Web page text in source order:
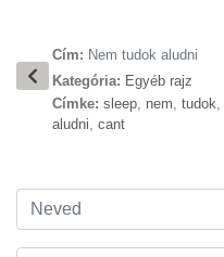
Cím: Nem tudok aludni
Kategória: Egyéb rajz
Címke: sleep, nem, tudok,
aludni, cant